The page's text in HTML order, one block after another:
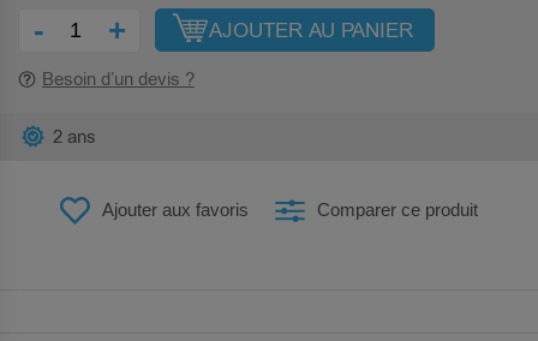
- + AJOUTER AU PANIER
Besoin d’un devis ?
Ajouter aux favoris Comparer ce produit
2 ans